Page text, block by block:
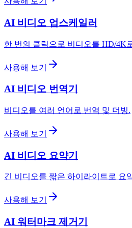
AI 비디오 업스케일러
한 번의 클릭으로 비디오를 HD/4K
사용해 보기
AI 비디오 번역기
비디오를 여러 언어로 번역 및 더빙.
사용해 보기
AI 비디오 요약기
긴 비디오를 짧은 하이라이트로 요
사용해 보기
AI 워터마크 제거기